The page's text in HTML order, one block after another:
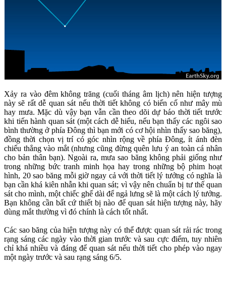
Xảy ra vào đêm không trăng (cuối tháng âm lịch) nên hiện tượng
này sẽ rất dễ quan sát nếu thời tiết không có biến cố như mây mù
hay mưa. Mặc dù vậy bạn vẫn cần theo dõi dự báo thời tiết trước
khi tiến hành quan sát (một cách dễ hiểu, nếu bạn thấy các ngôi sao
bình thường ở phía Đông thì bạn mới có cơ hội nhìn thấy sao băng),
đồng thời chọn vị trí có góc nhìn rộng về phía Đông, ít ánh đèn
chiếu thẳng vào mắt (nhưng cũng đừng quên lưu ý an toàn cá nhân
cho bản thân bạn). Ngoài ra, mưa sao băng không phải giống như
trong những bức tranh minh họa hay trong những bộ phim hoạt
hình, 20 sao băng mỗi giờ ngay cả với thời tiết lý tưởng có nghĩa là
bạn cần khá kiên nhẫn khi quan sát; vì vậy nên chuẩn bị tư thế quan
sát cho mình, một chiếc ghế dài để ngả lưng sẽ là một cách lý tưởng.
Bạn không cần bất cứ thiết bị nào để quan sát hiện tượng này, hãy
dùng mắt thường vì đó chính là cách tốt nhất.
Các sao băng của hiện tượng này có thể được quan sát rải rác trong
rạng sáng các ngày vào thời gian trước và sau cực điểm, tuy nhiên
chỉ khá nhiều và đáng để quan sát nếu thời tiết cho phép vào ngay
một ngày trước và sau rạng sáng 6/5.